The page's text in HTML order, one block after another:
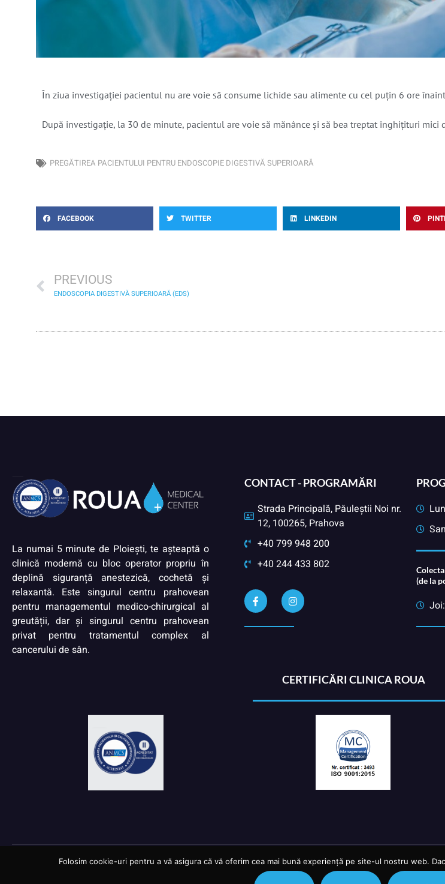
În ziua investigației pacientul nu are voie să consume lichide sau alimente cu cel puțin 6 ore
După investigație, la 30 de minute, pacientul are voie să mănânce și să bea treptat înghițituri mici
PREGĂTIREA PACIENTULUI PENTRU ENDOSCOPIE DIGESTIVĂ SUPERIOARĂ
FACEBOOK TWITTER LINKEDIN
PREVIOUS
ENDOSCOPIA DIGESTIVĂ SUPERIOARĂ (EDS)
La numai 5 minute de Ploiești, te așteaptă o
clinică modernă cu bloc operator propriu în
deplină siguranță anestezică, cochetă și
relaxantă. Este singurul centru prahovean
pentru managementul medico-chirurgical al
greutății, dar și singurul centru prahovean
privat pentru tratamentul complex al
cancerului de sân.
CONTACT - PROGRAMĂRI
Strada Principală, Păuleștii Noi nr.
12, 100265, Prahova
+40 799 948 200
+40 244 433 802
(de la
CERTIFICĂRI CLINICA ROUA
© Copyright 2024 | Toate drepturile rezervate ROUA
Folosim cookie-uri pentru a vă asigura că vă oferim cea mai bună experiență pe site-ul nostru web.